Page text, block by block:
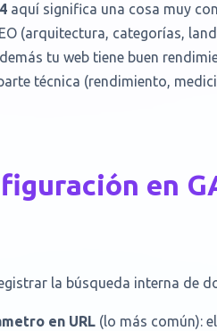
aquí significa una cosa muy
(arquitectura, categorías,
tu web tiene buen
técnica (rendimiento,
en
la búsqueda interna de
en URL (lo más común):